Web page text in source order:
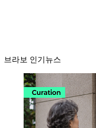
브라보 인기뉴스